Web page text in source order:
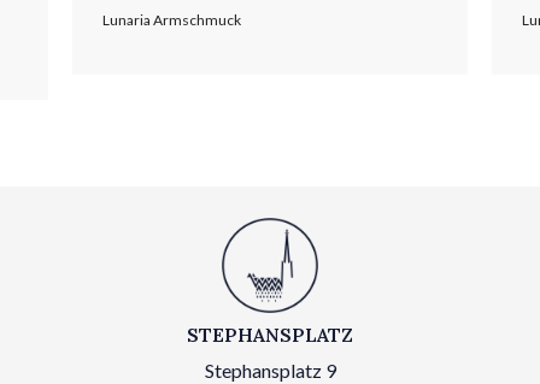
Lunaria Armschmuck
STEPHANSPLATZ
Stephansplatz 9